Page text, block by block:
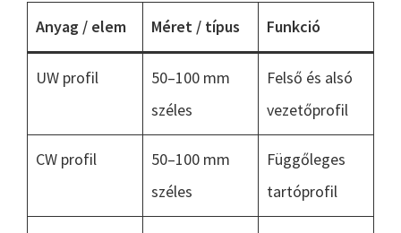
Anyag / elem Méret / típus Funkció
UW profil
50–100 mm
széles
Felső és alsó
vezetőprofil
CW profil
50–100 mm
széles
Függőleges
tartóprofil